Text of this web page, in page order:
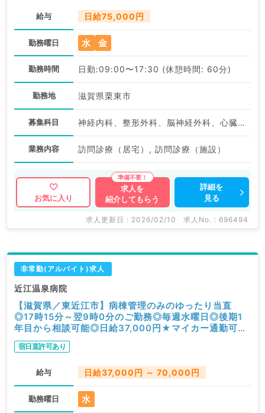
給与 日給75,000円
勤務曜日 水 金
勤務時間 日勤:09:00〜17:30 (休憩時間: 60分)
勤務地 滋賀県栗東市
募集科目 神経内科、整形外科、脳神経外科、心臓血管外科、一般内科、循環器内科、呼吸器内科、消化器内科、内分泌・代謝内科、老年内科、外科系全般、一般外科、消化器外科
業務内容 訪問診療（居宅）, 訪問診療（施設）
お気に入り
求人を
紹介してもらう
詳細を
見る
求人更新日 : 2026/02/10 求人No. : 696494
非常勤(アルバイト)求人
近江温泉病院
【滋賀県／東近江市】病棟管理のみのゆったり当直
◎17時15分～翌9時0分のご勤務◎毎週水曜日◎後期1
年目から相談可能◎日給37,000円★マイカー通勤可能
◎病院にて病棟回診、重篤者の対応業務のお仕事です
（一般内科／非常勤）
宿日直許可あり
給与 日給37,000円 ～ 70,000円
勤務曜日 水